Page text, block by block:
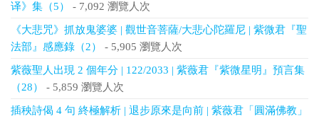
译》集（5）
- 7,092 瀏覽人次
《大悲咒》抓放鬼婆婆 | 觀世音菩薩/大悲心陀羅尼 | 紫微君『聖
法部』感應錄（2）
- 5,905 瀏覽人次
紫薇聖人出現 2 個年分 | 122/2033 | 紫薇君『紫微星明』預言集
（28）
- 5,859 瀏覽人次
插秧詩偈 4 句 終極解析 | 退步原來是向前 | 紫薇君「圓滿佛教」